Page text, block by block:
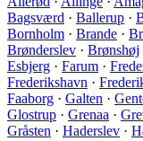
Bagsværd · Ballerup ·
Bornholm · Brande ·
Brønderslev · Brønshøj
Esbjerg · Farum ·
Frederikshavn ·
Faaborg · Galten ·
Glostrup · Grenaa ·
Gråsten · Haderslev ·